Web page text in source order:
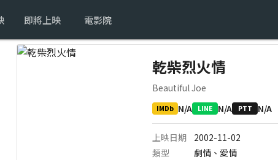
即將上映 電影院
乾柴烈火情
Beautiful Joe
IMDb N/A LINE N/A PTT N/A
上映日期
2002-11-02
類型
劇情、愛情